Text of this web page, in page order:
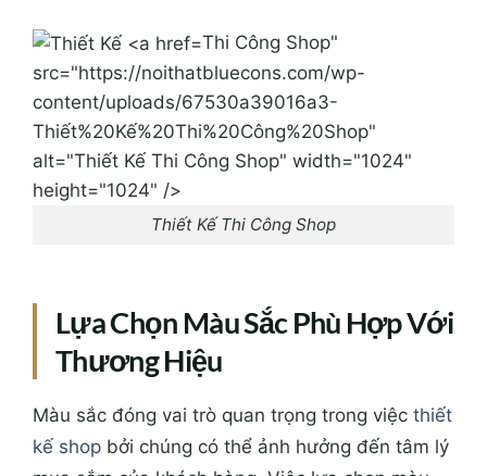
Thi Công Shop"
src="https://noithatbluecons.com/wp-
content/uploads/67530a39016a3-
Thiết%20Kế%20Thi%20Công%20Shop"
alt="Thiết Kế Thi Công Shop" width="1024"
height="1024" />
Thiết Kế Thi Công Shop
Lựa Chọn Màu Sắc Phù Hợp Với
Thương Hiệu
Màu sắc đóng vai trò quan trọng trong việc thiết
kế shop bởi chúng có thể ảnh hưởng đến tâm lý